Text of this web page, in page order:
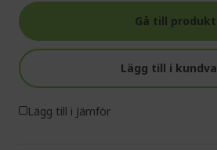
Gå till produkt
Lägg till i
Lägg till i Jämför